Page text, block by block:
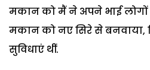
मकान को मैं ने अपने भाई लोगों
मकान को नए सिरे से बनवाया,
सुविधाएं थीं.